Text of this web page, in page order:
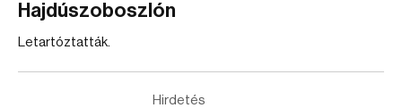
Hajdúszoboszlón
Letartóztatták.
Hirdetés